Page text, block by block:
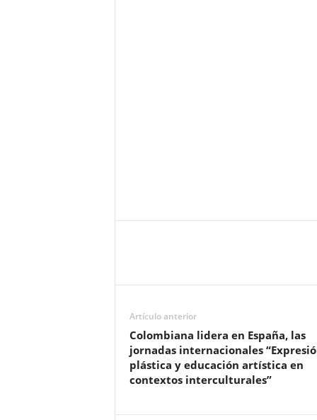
Artículo anterior
Colombiana lidera en España, las
jornadas internacionales
plástica y educación artística en
contextos interculturales”